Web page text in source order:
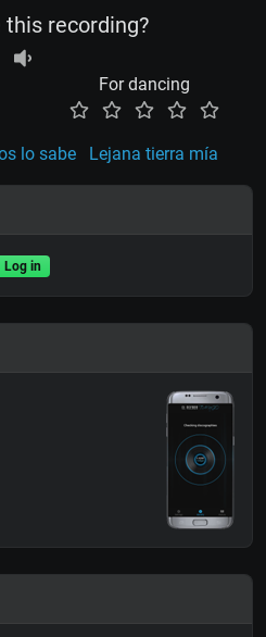
this recording?
For dancing
lo sabe Lejana tierra mía
Log in